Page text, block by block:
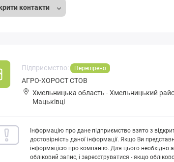
контакти
Підприємство: Перевірено
АГРО-ХОРОСТ СТОВ
Хмельницька область -Хмельницький
Мацьківці
Інформацію про дане підприємство взято з
достовірність даної інформації. Якщо Ви
інформацією про компанію. Для цього необхідно
обліковий запис, і зареєструватися - якщо